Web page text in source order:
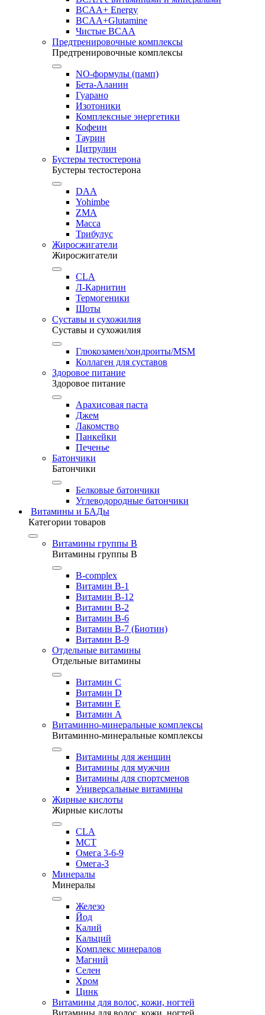
BCAA+ Energy
BCAA+Glutamine
Чистые BCAA
Предтренировочные комплексы
Предтренировочные комплексы
NO-формулы (памп)
Бета-Аланин
Гуарано
Изотоники
Комплексные энергетики
Кофеин
Таурин
Цитрулин
Бустеры тестостерона
Бустеры тестостерона
DAA
Yohimbe
ZMA
Масса
Трибулус
Жиросжигатели
Жиросжигатели
CLA
Л-Карнитин
Термогеники
Шоты
Суставы и сухожилия
Суставы и сухожилия
Глюкозамен/хондроиты/MSM
Коллаген для суставов
Здоровое питание
Здоровое питание
Арахисовая паста
Джем
Лакомство
Панкейки
Печенье
Батончики
Батончики
Белковые батончики
Углеводородные батончики
Витамины и БАДы
Категории товаров
Витамины группы B
Витамины группы B
B-complex
Витамин B-1
Витамин B-12
Витамин B-2
Витамин B-6
Витамин B-7 (Биотин)
Витамин B-9
Отдельные витамины
Отдельные витамины
Витамин C
Витамин D
Витамин E
Витамин А
Витаминно-минеральные комплексы
Витаминно-минеральные комплексы
Витамины для женщин
Витамины для мужчин
Витамины для спортсменов
Универсальные витамины
Жирные кислоты
Жирные кислоты
CLA
MCT
Омега 3-6-9
Омега-3
Минералы
Минералы
Железо
Йод
Калий
Кальций
Комплекс минералов
Магний
Селен
Хром
Цинк
Витамины для волос, кожи, ногтей
Витамины для волос, кожи, ногтей